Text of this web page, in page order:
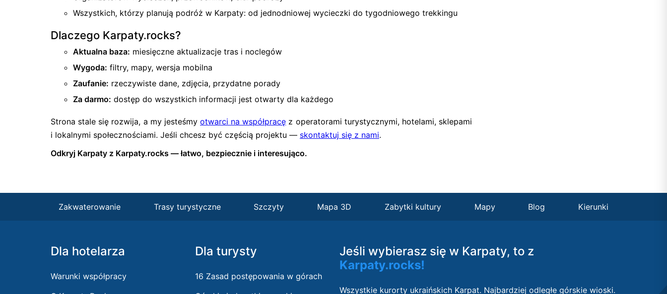
Wszystkich, którzy planują podróż w Karpaty: od jednodniowej wycieczki do tygodniowego trekkingu
Dlaczego Karpaty.rocks?
Aktualna baza: miesięczne aktualizacje tras i noclegów
Wygoda: filtry, mapy, wersja mobilna
Zaufanie: rzeczywiste dane, zdjęcia, przydatne porady
Za darmo: dostęp do wszystkich informacji jest otwarty dla każdego
Strona stale się rozwija, a my jesteśmy otwarci na współpracę z operatorami turystycznymi, hotelami, sklepami
i lokalnymi społecznościami. Jeśli chcesz być częścią projektu — skontaktuj się z nami.
Odkryj Karpaty z Karpaty.rocks — łatwo, bezpiecznie i interesująco.
Zakwaterowanie Trasy turystyczne Szczyty Mapa 3D Zabytki kultury Mapy Blog Kierunki
Dla hotelarza
Warunki współpracy
Dla turysty
16 Zasad postępowania w górach
Jeśli wybierasz się w Karpaty, to z
Karpaty.rocks!
Wszystkie kurorty ukraińskich Karpat. Najbardziej odległe górskie wioski.